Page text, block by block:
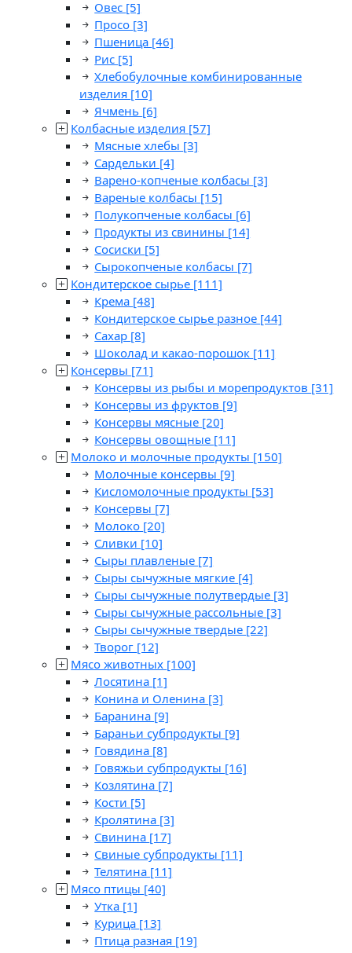
Овес [5]
Просо [3]
Пшеница [46]
Рис [5]
Хлебобулочные комбинированные
изделия [10]
Ячмень [6]
Колбасные изделия [57]
Мясные хлебы [3]
Сардельки [4]
Варено-копченые колбасы [3]
Вареные колбасы [15]
Полукопченые колбасы [6]
Продукты из свинины [14]
Сосиски [5]
Сырокопченые колбасы [7]
Кондитерское сырье [111]
Крема [48]
Кондитерское сырье разное [44]
Сахар [8]
Шоколад и какао-порошок [11]
Консервы [71]
Консервы из рыбы и морепродуктов [31]
Консервы из фруктов [9]
Консервы мясные [20]
Консервы овощные [11]
Молоко и молочные продукты [150]
Молочные консервы [9]
Кисломолочные продукты [53]
Консервы [7]
Молоко [20]
Сливки [10]
Сыры плавленые [7]
Сыры сычужные мягкие [4]
Сыры сычужные полутвердые [3]
Сыры сычужные рассольные [3]
Сыры сычужные твердые [22]
Творог [12]
Мясо животных [100]
Лосятина [1]
Конина и Оленина [3]
Баранина [9]
Бараньи субпродукты [9]
Говядина [8]
Говяжьи субпродукты [16]
Козлятина [7]
Кости [5]
Кролятина [3]
Свинина [17]
Свиные субпродукты [11]
Телятина [11]
Мясо птицы [40]
Утка [1]
Курица [13]
Птица разная [19]